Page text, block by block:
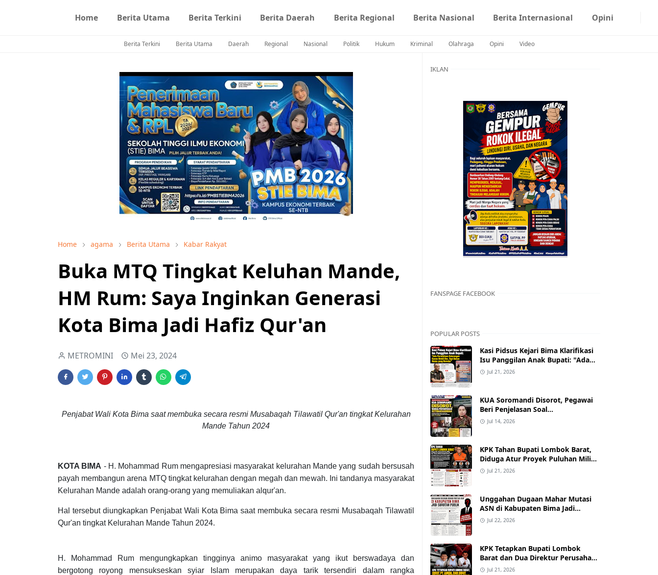
Home Berita Utama Berita Terkini Berita Daerah Berita Regional Berita Nasional Berita Internasional Opini
Berita Terkini Berita Utama Daerah Regional Nasional Politik Hukum Kriminal Olahraga Opini Video
Home agama Berita Utama Kabar Rakyat
Buka MTQ Tingkat Keluhan Mande,
HM Rum: Saya Inginkan Generasi
Kota Bima Jadi Hafiz Qur'an
METROMINI Mei 23, 2024
Penjabat Wali Kota Bima saat membuka secara resmi Musabaqah Tilawatil Qur'an tingkat Kelurahan
Mande Tahun 2024
KOTA BIMA - H. Mohammad Rum mengapresiasi masyarakat kelurahan Mande yang sudah bersusah
payah membangun arena MTQ tingkat kelurahan dengan megah dan mewah. Ini tandanya masyarakat
Kelurahan Mande adalah orang-orang yang memuliakan alqur'an.
Hal tersebut diungkapkan Penjabat Wali Kota Bima saat membuka secara resmi Musabaqah Tilawatil
Qur'an tingkat Kelurahan Mande Tahun 2024.
H. Mohammad Rum mengungkapkan tingginya animo masyarakat yang ikut berswadaya dan
bergotong royong mensukseskan syiar Islam merupakan daya tarik tersendiri dalam rangka
IKLAN
FANSPAGE FACEBOOK
POPULAR POSTS
Kasi Pidsus Kejari Bima Klarifikasi
Isu Panggilan Anak Bupati: "Ada
Permintaan Keterangan Kasus
Jul 21, 2026
KUA Soromandi Disorot, Pegawai
Beri Penjelasan Soal
Ketidakhadiran Penghulu pada
Jul 14, 2026
KPK Tahan Bupati Lombok Barat,
Diduga Atur Proyek Puluhan Miliar
dan Terima Alphard hingga Uang
Jul 21, 2026
Unggahan Dugaan Mahar Mutasi
ASN di Kabupaten Bima Jadi
Sorotan
Jul 22, 2026
KPK Tetapkan Bupati Lombok
Barat dan Dua Direktur Perusahaan
sebagai Tersangka Dugaan Suap
Jul 21, 2026